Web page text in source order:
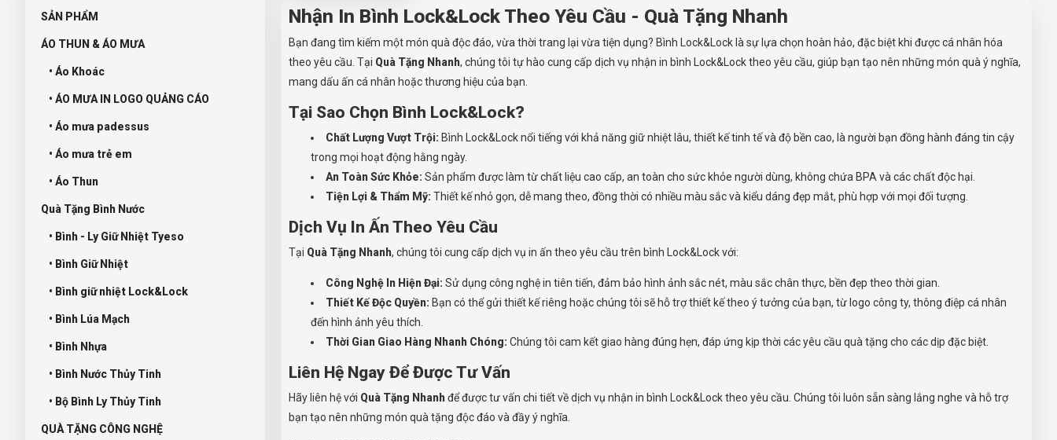
SẢN PHẨM
ÁO THUN & ÁO MƯA
• Áo Khoác
• ÁO MƯA IN LOGO QUẢNG CÁO
• Áo mưa padessus
• Áo mưa trẻ em
• Áo Thun
Quà Tặng Bình Nước
• Bình - Ly Giữ Nhiệt Tyeso
• Bình Giữ Nhiệt
• Bình giữ nhiệt Lock&Lock
• Bình Lúa Mạch
• Bình Nhựa
• Bình Nước Thủy Tinh
• Bộ Bình Ly Thủy Tinh
QUÀ TẶNG CÔNG NGHỆ
Nhận In Bình Lock&Lock Theo Yêu Cầu - Quà Tặng Nhanh
Bạn đang tìm kiếm một món quà độc đáo, vừa thời trang lại vừa tiện dụng? Bình Lock&Lock là sự lựa chọn hoàn hảo, đặc biệt khi được cá nhân hóa
theo yêu cầu. Tại Quà Tặng Nhanh, chúng tôi tự hào cung cấp dịch vụ nhận in bình Lock&Lock theo yêu cầu, giúp bạn tạo nên những món quà ý nghĩa,
mang dấu ấn cá nhân hoặc thương hiệu của bạn.
Tại Sao Chọn Bình Lock&Lock?
Chất Lượng Vượt Trội: Bình Lock&Lock nổi tiếng với khả năng giữ nhiệt lâu, thiết kế tinh tế và độ bền cao, là người bạn đồng hành đáng tin cậy
trong mọi hoạt động hằng ngày.
An Toàn Sức Khỏe: Sản phẩm được làm từ chất liệu cao cấp, an toàn cho sức khỏe người dùng, không chứa BPA và các chất độc hại.
Tiện Lợi & Thẩm Mỹ: Thiết kế nhỏ gọn, dễ mang theo, đồng thời có nhiều màu sắc và kiểu dáng đẹp mắt, phù hợp với mọi đối tượng.
Dịch Vụ In Ấn Theo Yêu Cầu
Tại Quà Tặng Nhanh, chúng tôi cung cấp dịch vụ in ấn theo yêu cầu trên bình Lock&Lock với:
Công Nghệ In Hiện Đại: Sử dụng công nghệ in tiên tiến, đảm bảo hình ảnh sắc nét, màu sắc chân thực, bền đẹp theo thời gian.
Thiết Kế Độc Quyền: Bạn có thể gửi thiết kế riêng hoặc chúng tôi sẽ hỗ trợ thiết kế theo ý tưởng của bạn, từ logo công ty, thông điệp cá nhân
đến hình ảnh yêu thích.
Thời Gian Giao Hàng Nhanh Chóng: Chúng tôi cam kết giao hàng đúng hẹn, đáp ứng kịp thời các yêu cầu quà tặng cho các dịp đặc biệt.
Liên Hệ Ngay Để Được Tư Vấn
Hãy liên hệ với Quà Tặng Nhanhđể được tư vấn chi tiết về dịch vụ nhận in bình Lock&Lock theo yêu cầu. Chúng tôi luôn sẵn sàng lắng nghe và hỗ trợ
bạn tạo nên những món quà tặng độc đáo và đầy ý nghĩa.